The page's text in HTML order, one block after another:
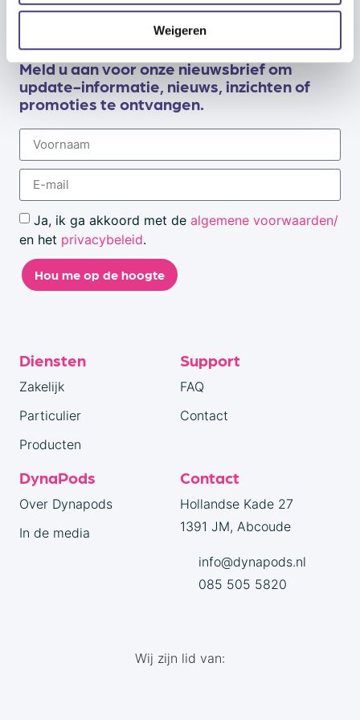
Weigeren
Meld u aan voor onze nieuwsbrief om
update-informatie, nieuws, inzichten of
promoties te ontvangen.
Ja, ik ga akkoord met de algemene voorwaarden/
en het privacybeleid.
Hou me op de hoogte
Diensten
Zakelijk
Particulier
Producten
Support
FAQ
Contact
DynaPods
Over Dynapods
In de media
Contact
Hollandse Kade 27
1391 JM, Abcoude
info@dynapods.nl
085 505 5820
Wij zijn lid van: